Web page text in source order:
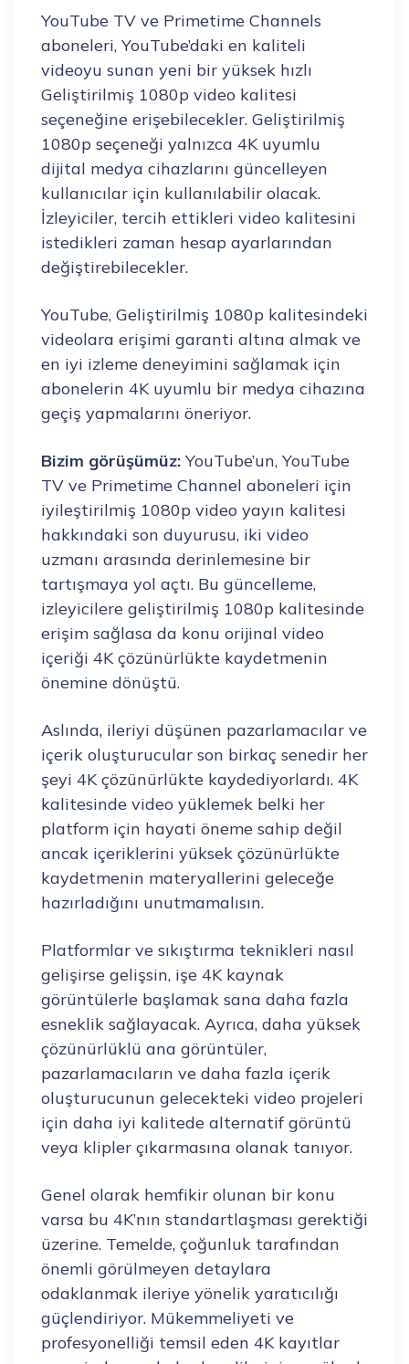
YouTube TV ve Primetime Channels
aboneleri, YouTube’daki en kaliteli
videoyu sunan yeni bir yüksek hızlı
Geliştirilmiş 1080p video kalitesi
seçeneğine erişebilecekler. Geliştirilmiş
1080p seçeneği yalnızca 4K uyumlu
dijital medya cihazlarını güncelleyen
kullanıcılar için kullanılabilir olacak.
İzleyiciler, tercih ettikleri video kalitesini
istedikleri zaman hesap ayarlarından
değiştirebilecekler.
YouTube, Geliştirilmiş 1080p kalitesindeki
videolara erişimi garanti altına almak ve
en iyi izleme deneyimini sağlamak için
abonelerin 4K uyumlu bir medya cihazına
geçiş yapmalarını öneriyor.
Bizim görüşümüz: YouTube’un, YouTube
TV ve Primetime Channel aboneleri için
iyileştirilmiş 1080p video yayın kalitesi
hakkındaki son duyurusu, iki video
uzmanı arasında derinlemesine bir
tartışmaya yol açtı. Bu güncelleme,
izleyicilere geliştirilmiş 1080p kalitesinde
erişim sağlasa da konu orijinal video
içeriği 4K çözünürlükte kaydetmenin
önemine dönüştü.
Aslında, ileriyi düşünen pazarlamacılar ve
içerik oluşturucular son birkaç senedir her
şeyi 4K çözünürlükte kaydediyorlardı. 4K
kalitesinde video yüklemek belki her
platform için hayati öneme sahip değil
ancak içeriklerini yüksek çözünürlükte
kaydetmenin materyallerini geleceğe
hazırladığını unutmamalısın.
Platformlar ve sıkıştırma teknikleri nasıl
gelişirse gelişsin, işe 4K kaynak
görüntülerle başlamak sana daha fazla
esneklik sağlayacak. Ayrıca, daha yüksek
çözünürlüklü ana görüntüler,
pazarlamacıların ve daha fazla içerik
oluşturucunun gelecekteki video projeleri
için daha iyi kalitede alternatif görüntü
veya klipler çıkarmasına olanak tanıyor.
Genel olarak hemfikir olunan bir konu
varsa bu 4K’nın standartlaşması gerektiği
üzerine. Temelde, çoğunluk tarafından
önemli görülmeyen detaylara
odaklanmak ileriye yönelik yaratıcılığı
güçlendiriyor. Mükemmeliyeti ve
profesyonelliği temsil eden 4K kayıtlar